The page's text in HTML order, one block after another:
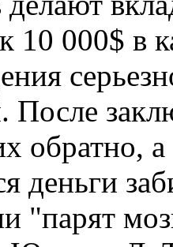
10 000$ в
После
обратно,
деньги
"парят